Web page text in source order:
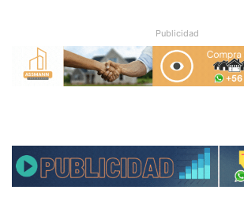
Publicidad